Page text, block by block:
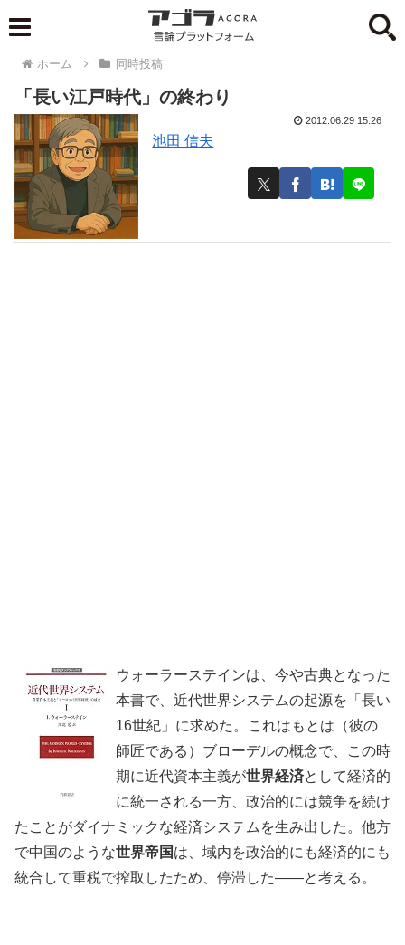
ホーム 同時投稿
「長い江戸時代」の終わり
池田 信夫
2012.06.29 15:26
ウォーラーステインは、今や古典となった
本書で、近代世界システムの起源を「長い
16世紀」に求めた。これはもとは（彼の
師匠である）ブローデルの概念で、この時
期に近代資本主義が世界経済として経済的
に統一される一方、政治的には競争を続け
たことがダイナミックな経済システムを生み出した。他方
で中国のような世界帝国は、域内を政治的にも経済的にも
統合して重税で搾取したため、停滞した――と考える。